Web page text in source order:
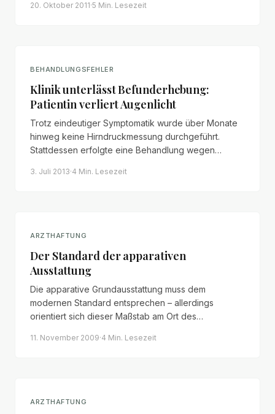
Risikoaufklärung.
20. Oktober 2011·5 Min. Lesezeit
BEHANDLUNGSFEHLER
Klinik unterlässt Befunderhebung:
Patientin verliert Augenlicht
Trotz eindeutiger Symptomatik wurde über Monate
hinweg keine Hirndruckmessung durchgeführt.
Stattdessen erfolgte eine Behandlung wegen
Folgen für die Patientin.
3. Juli 2013·4 Min. Lesezeit
ARZTHAFTUNG
Der Standard der apparativen
Ausstattung
Die apparative Grundausstattung muss dem
modernen Standard entsprechen – allerdings
orientiert sich dieser Maßstab am Ort des
Grenzen und das Übernahmeverschulden.
11. November 2009·4 Min. Lesezeit
ARZTHAFTUNG